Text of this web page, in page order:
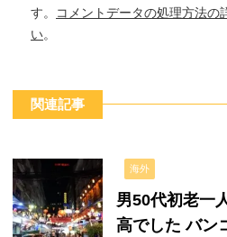
す。
コメントデータの処理方法の
い。
関連記事
海外
男50代初老一
高でした バン